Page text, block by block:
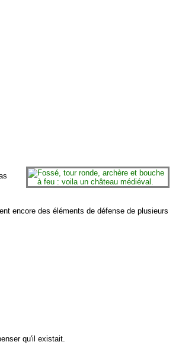
encore des éléments de défense de plusieurs
qu'il existait.